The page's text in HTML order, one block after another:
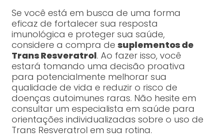
Se você está em busca de uma forma
eficaz de fortalecer sua resposta
imunológica e proteger sua saúde,
considere a compra de suplementos de
Trans Resveratrol. Ao fazer isso, você
estará tomando uma decisão proativa
para potencialmente melhorar sua
qualidade de vida e reduzir o risco de
doenças autoimunes raras. Não hesite em
consultar um especialista em saúde para
orientações individualizadas sobre o uso de
Trans Resveratrol em sua rotina.